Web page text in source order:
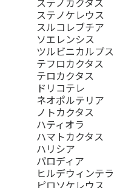
ステノケレウス
スルコレブチア
ソエレンシス
ツルビニカルプス
テフロカクタス
テロカクタス
ドリコテレ
ネオポルテリア
ノトカクタス
ハティオラ
ハマトカクタス
ハリシア
パロディア
ヒルデウィンテラ